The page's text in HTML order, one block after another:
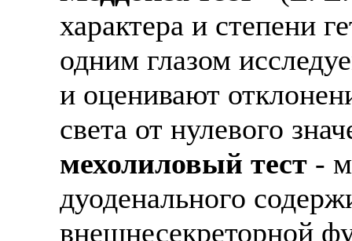
характера и степени
одним глазом
и оценивают
света от нулевого
мехолиловый тест -
дуоденального
внешнесекреторной